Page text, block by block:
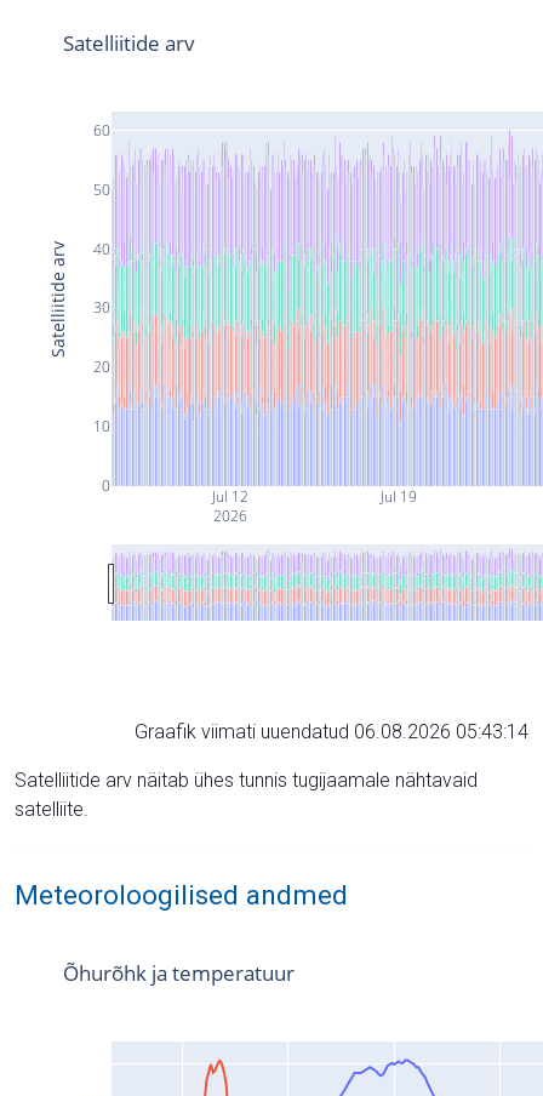
Jul 12
2026
Jul 19
0
10
20
30
40
50
60
Satelliitide arv
Satelliitide arv
Graafik viimati uuendatud 06.08.2026 05:43:14
Satelliitide arv näitab ühes tunnis tugijaamale nähtavaid
satelliite.
Meteoroloogilised andmed
Õhurõhk ja temperatuur